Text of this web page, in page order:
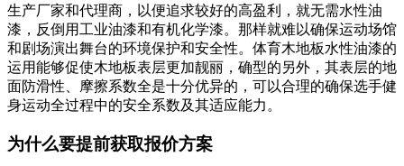
生产厂家和代理商，以便追求较好的高盈利，就无需水性油
漆，反倒用工业油漆和有机化学漆。那样就难以确保运动场馆
和剧场演出舞台的环境保护和安全性。体育木地板水性油漆的
运用能够促使木地板表层更加靓丽，确型的另外，其表层的地
面防滑性、摩擦系数全是十分优异的，可以合理的确保选手健
身运动全过程中的安全系数及其适应能力。
为什么要提前获取报价方案